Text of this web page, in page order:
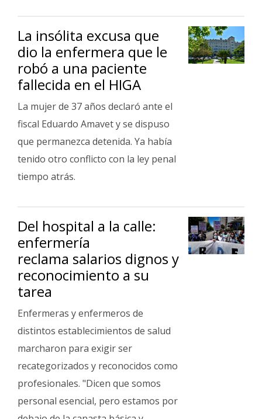
La insólita excusa que
dio la enfermera que le
robó a una paciente
fallecida en el HIGA
La mujer de 37 años declaró ante el
fiscal Eduardo Amavet y se dispuso
que permanezca detenida. Ya había
tenido otro conflicto con la ley penal
tiempo atrás.
Del hospital a la calle:
enfermería
reclama salarios dignos y
reconocimiento a su
tarea
Enfermeras y enfermeros de
distintos establecimientos de salud
marcharon para exigir ser
recategorizados y reconocidos como
profesionales. "Dicen que somos
personal esencial, pero estamos por